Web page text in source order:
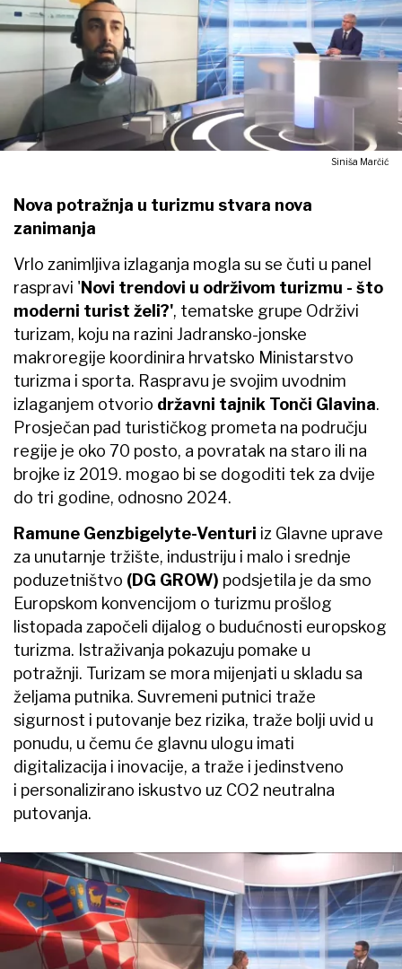
Siniša Marčić
Nova potražnja u turizmu stvara nova
zanimanja
Vrlo zanimljiva izlaganja mogla su se čuti u panel
raspravi 'Novi trendovi u održivom turizmu - što
moderni turist želi?', tematske grupe Održivi
turizam, koju na razini Jadransko-jonske
makroregije koordinira hrvatsko Ministarstvo
turizma i sporta. Raspravu je svojim uvodnim
izlaganjem otvorio državni tajnik Tonči Glavina.
Prosječan pad turističkog prometa na području
regije je oko 70 posto, a povratak na staro ili na
brojke iz 2019. mogao bi se dogoditi tek za dvije
do tri godine, odnosno 2024.
Ramune Genzbigelyte-Venturi iz Glavne uprave
za unutarnje tržište, industriju i malo i srednje
poduzetništvo (DG GROW) podsjetila je da smo
Europskom konvencijom o turizmu prošlog
listopada započeli dijalog o budućnosti europskog
turizma. Istraživanja pokazuju pomake u
potražnji. Turizam se mora mijenjati u skladu sa
željama putnika. Suvremeni putnici traže
sigurnost i putovanje bez rizika, traže bolji uvid u
ponudu, u čemu će glavnu ulogu imati
digitalizacija i inovacije, a traže i jedinstveno
i personalizirano iskustvo uz CO2 neutralna
putovanja.